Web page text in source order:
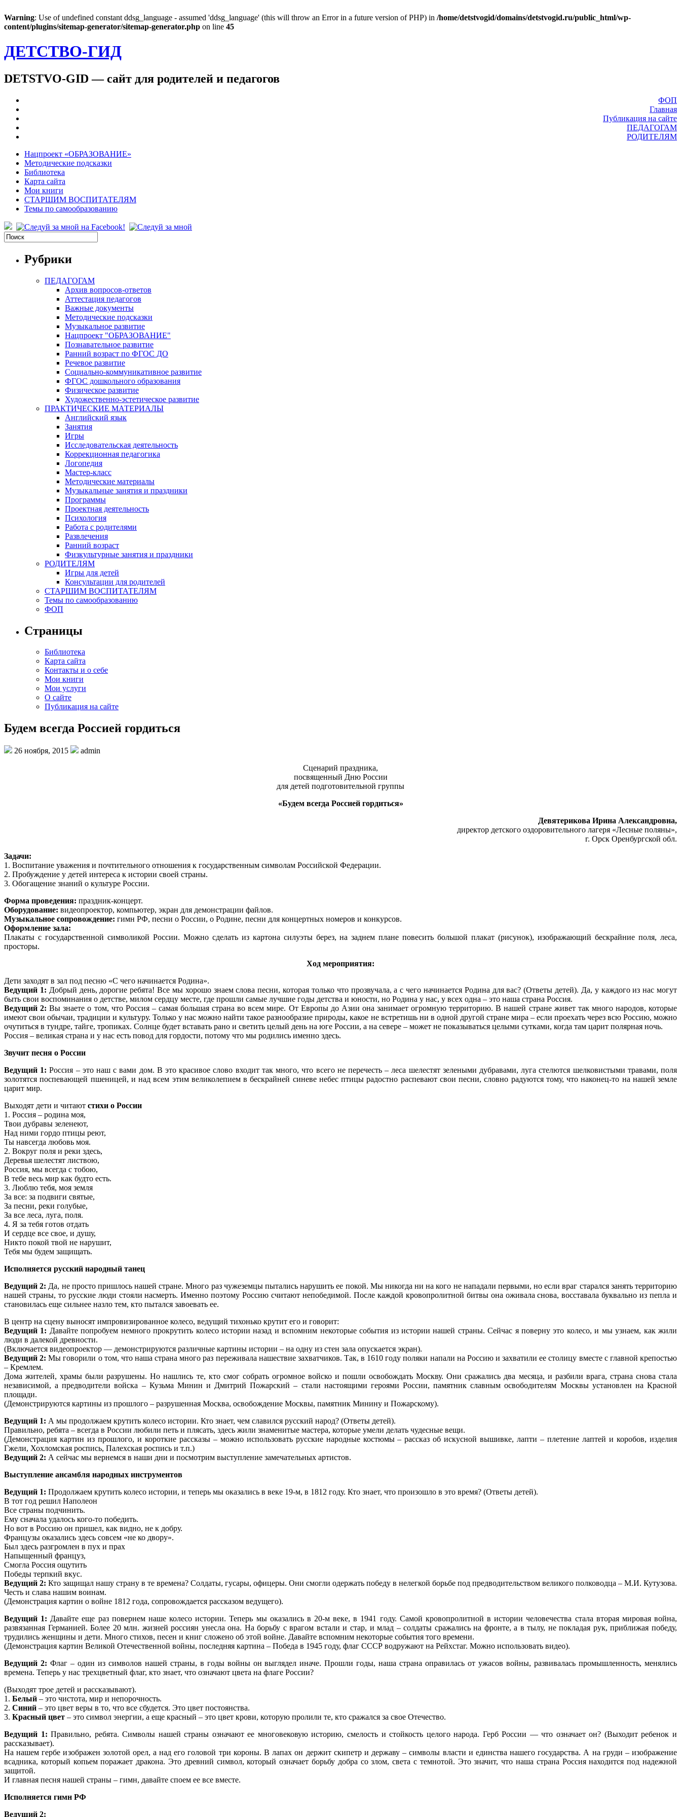
Warning: Use of undefined constant ddsg_language - assumed 'ddsg_language' (this will throw an Error in a future version of PHP) in /home/detstvogid/domains/detstvogid.ru/public_html/wp-
content/plugins/sitemap-generator/sitemap-generator.php on line 45
ДЕТСТВО-ГИД
DETSTVO-GID — сайт для родителей и педагогов
ФОП
Главная
Публикация на сайте
ПЕДАГОГАМ
РОДИТЕЛЯМ
Нацпроект «ОБРАЗОВАНИЕ»
Методические подсказки
Библиотека
Карта сайта
Мои книги
СТАРШИМ ВОСПИТАТЕЛЯМ
Темы по самообразованию
Рубрики
ПЕДАГОГАМ
Архив вопросов-ответов
Аттестация педагогов
Важные документы
Методические подсказки
Музыкальное развитие
Нацпроект "ОБРАЗОВАНИЕ"
Познавательное развитие
Ранний возраст по ФГОС ДО
Речевое развитие
Социально-коммуникативное развитие
ФГОС дошкольного образования
Физическое развитие
Художественно-эстетическое развитие
ПРАКТИЧЕСКИЕ МАТЕРИАЛЫ
Английский язык
Занятия
Игры
Исследовательская деятельность
Коррекционная педагогика
Логопедия
Мастер-класс
Методические материалы
Музыкальные занятия и праздники
Программы
Проектная деятельность
Психология
Работа с родителями
Развлечения
Ранний возраст
Физкультурные занятия и праздники
РОДИТЕЛЯМ
Игры для детей
Консультации для родителей
СТАРШИМ ВОСПИТАТЕЛЯМ
Темы по самообразованию
ФОП
Страницы
Библиотека
Карта сайта
Контакты и о себе
Мои книги
Мои услуги
О сайте
Публикация на сайте
Будем всегда Россией гордиться
26 ноября, 2015
admin
Сценарий праздника,
посвященный Дню России
для детей подготовительной группы
«Будем всегда Россией гордиться»
Девятерикова Ирина Александровна,
директор детского оздоровительного лагеря «Лесные поляны»,
г. Орск Оренбургской обл.
Задачи:
1. Воспитание уважения и почтительного отношения к государственным символам Российской Федерации.
2. Пробуждение у детей интереса к истории своей страны.
3. Обогащение знаний о культуре России.
Форма проведения: праздник-концерт.
Оборудование: видеопроектор, компьютер, экран для демонстрации файлов.
Музыкальное сопровождение: гимн РФ, песни о России, о Родине, песни для концертных номеров и конкурсов.
Оформление зала:
Плакаты с государственной символикой России. Можно сделать из картона силуэты берез, на заднем плане повесить большой плакат (рисунок), изображающий бескрайние поля, леса,
просторы.
Ход мероприятия:
Дети заходят в зал под песню «С чего начинается Родина».
Ведущий 1: Добрый день, дорогие ребята! Все мы хорошо знаем слова песни, которая только что прозвучала, а с чего начинается Родина для вас? (Ответы детей). Да, у каждого из нас могут
быть свои воспоминания о детстве, милом сердцу месте, где прошли самые лучшие годы детства и юности, но Родина у нас, у всех одна – это наша страна Россия.
Ведущий 2: Вы знаете о том, что Россия – самая большая страна во всем мире. От Европы до Азии она занимает огромную территорию. В нашей стране живет так много народов, которые
имеют свои обычаи, традиции и культуру. Только у нас можно найти такое разнообразие природы, какое не встретишь ни в одной другой стране мира – если проехать через всю Россию, можно
очутиться в тундре, тайге, тропиках. Cолнце будет вставать рано и светить целый день на юге России, а на севере – может не показываться целыми сутками, когда там царит полярная ночь.
Россия – великая страна и у нас есть повод для гордости, потому что мы родились именно здесь.
Звучит песня о России
Ведущий 1: Россия – это наш с вами дом. В это красивое слово входит так много, что всего не перечесть – леса шелестят зелеными дубравами, луга стелются шелковистыми травами, поля
золотятся поспевающей пшеницей, и над всем этим великолепием в бескрайней синеве небес птицы радостно распевают свои песни, словно радуются тому, что наконец-то на нашей земле
царит мир.
Выходят дети и читают стихи о России
1. Россия – родина моя,
Твои дубравы зеленеют,
Над ними гордо птицы реют,
Ты навсегда любовь моя.
2. Вокруг поля и реки здесь,
Деревья шелестят листвою,
Россия, мы всегда с тобою,
В тебе весь мир как будто есть.
3. Люблю тебя, моя земля
За все: за подвиги святые,
За песни, реки голубые,
За все леса, луга, поля.
4. Я за тебя готов отдать
И сердце все свое, и душу,
Никто покой твой не нарушит,
Тебя мы будем защищать.
Исполняется русский народный танец
Ведущий 2: Да, не просто пришлось нашей стране. Много раз чужеземцы пытались нарушить ее покой. Мы никогда ни на кого не нападали первыми, но если враг старался занять территорию
нашей страны, то русские люди стояли насмерть. Именно поэтому Россию считают непобедимой. После каждой кровопролитной битвы она оживала снова, восставала буквально из пепла и
становилась еще сильнее назло тем, кто пытался завоевать ее.
В центр на сцену выносят импровизированное колесо, ведущий тихонько крутит его и говорит:
Ведущий 1: Давайте попробуем немного прокрутить колесо истории назад и вспомним некоторые события из истории нашей страны. Сейчас я поверну это колесо, и мы узнаем, как жили
люди в далекой древности.
(Включается видеопроектор — демонстрируются различные картины истории – на одну из стен зала опускается экран).
Ведущий 2: Мы говорили о том, что наша страна много раз переживала нашествие захватчиков. Так, в 1610 году поляки напали на Россию и захватили ее столицу вместе с главной крепостью
– Кремлем.
Дома жителей, храмы были разрушены. Но нашлись те, кто смог собрать огромное войско и пошли освобождать Москву. Они сражались два месяца, и разбили врага, страна снова стала
независимой, а предводители войска – Кузьма Минин и Дмитрий Пожарский – стали настоящими героями России, памятник славным освободителям Москвы установлен на Красной
площади.
(Демонстрируются картины из прошлого – разрушенная Москва, освобождение Москвы, памятник Минину и Пожарскому).
Ведущий 1: А мы продолжаем крутить колесо истории. Кто знает, чем славился русский народ? (Ответы детей).
Правильно, ребята – всегда в России любили петь и плясать, здесь жили знаменитые мастера, которые умели делать чудесные вещи.
(Демонстрация картин из прошлого, и короткие рассказы – можно использовать русские народные костюмы – рассказ об искусной вышивке, лапти – плетение лаптей и коробов, изделия
Гжели, Хохломская роспись, Палехская роспись и т.п.)
Ведущий 2: А сейчас мы вернемся в наши дни и посмотрим выступление замечательных артистов.
Выступление ансамбля народных инструментов
Ведущий 1: Продолжаем крутить колесо истории, и теперь мы оказались в веке 19-м, в 1812 году. Кто знает, что произошло в это время? (Ответы детей).
В тот год решил Наполеон
Все страны подчинить.
Ему сначала удалось кого-то победить.
Но вот в Россию он пришел, как видно, не к добру.
Французы оказались здесь совсем «не ко двору».
Был здесь разгромлен в пух и прах
Напыщенный француз,
Смогла Россия ощутить
Победы терпкий вкус.
Ведущий 2: Кто защищал нашу страну в те времена? Солдаты, гусары, офицеры. Они смогли одержать победу в нелегкой борьбе под предводительством великого полководца – М.И. Кутузова.
Честь и слава нашим воинам.
(Демонстрация картин о войне 1812 года, сопровождается рассказом ведущего).
Ведущий 1: Давайте еще раз повернем наше колесо истории. Теперь мы оказались в 20-м веке, в 1941 году. Самой кровопролитной в истории человечества стала вторая мировая война,
развязанная Германией. Более 20 млн. жизней россиян унесла она. На борьбу с врагом встали и стар, и млад – солдаты сражались на фронте, а в тылу, не покладая рук, приближая победу,
трудились женщины и дети. Много стихов, песен и книг сложено об этой войне. Давайте вспомним некоторые события того времени.
(Демонстрация картин Великой Отечественной войны, последняя картина – Победа в 1945 году, флаг СССР водружают на Рейхстаг. Можно использовать видео).
Ведущий 2: Флаг – один из символов нашей страны, в годы войны он выглядел иначе. Прошли годы, наша страна оправилась от ужасов войны, развивалась промышленность, менялись
времена. Теперь у нас трехцветный флаг, кто знает, что означают цвета на флаге России?
(Выходят трое детей и рассказывают).
1. Белый – это чистота, мир и непорочность.
2. Синий – это цвет веры в то, что все сбудется. Это цвет постоянства.
3. Красный цвет – это символ энергии, а еще красный – это цвет крови, которую пролили те, кто сражался за свое Отечество.
Ведущий 1: Правильно, ребята. Символы нашей страны означают ее многовековую историю, смелость и стойкость целого народа. Герб России — что означает он? (Выходит ребенок и
рассказывает).
На нашем гербе изображен золотой орел, а над его головой три короны. В лапах он держит скипетр и державу – символы власти и единства нашего государства. А на груди – изображение
всадника, который копьем поражает дракона. Это древний символ, который означает борьбу добра со злом, света с темнотой. Это значит, что наша страна Россия находится под надежной
защитой.
И главная песня нашей страны – гимн, давайте споем ее все вместе.
Исполняется гимн РФ
Ведущий 2: